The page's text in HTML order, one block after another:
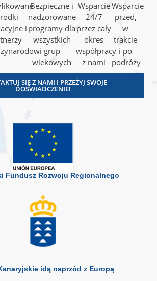
i
Bezpieczne i
nadzorowane
programy dla
wszystkich
grup
wiekowych
Wsparcie
24/7
przez cały
okres
współpracy
z nami
Wsparcie
przed,
w
trakcie
i po
podróży
SIĘ Z NAMI I PRZEŻYJ SWOJE
DOŚWIADCZENIE!
Fundusz Rozwoju Regionalnego
idą naprzód z Europą